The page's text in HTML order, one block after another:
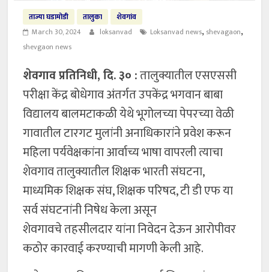
ताज्या घडामोडी तालुका
शेवगांव
March 30, 2024
loksanvad Loksanvad news, shevagaon,
shevgaon news
शेवगाव प्रतिनिधी, दि. ३० :तालुक्यातील एसएससी
परीक्षा केंद्र बोधेगाव अंतर्गत उपकेंद्र भगवान बाबा
विद्यालय बालमटाकळी येथे भूगोलच्या पेपरच्या वेळी
गावातील टारगट मुलांनी अनाधिकारांने प्रवेश करून
महिला पर्यवेक्षकांना आर्वाच्य भाषा वापरली त्याचा
शेवगाव तालुक्यातील शिक्षक भारती संघटना,
माध्यमिक शिक्षक संघ, शिक्षक परिषद, टी डी एफ या
सर्व संघटनांनी निषेध केला असून
शेवगावचे तहसीलदार यांना निवेदन देऊन आरोपीवर
कठोर कारवाई करण्याची मागणी केली आहे.